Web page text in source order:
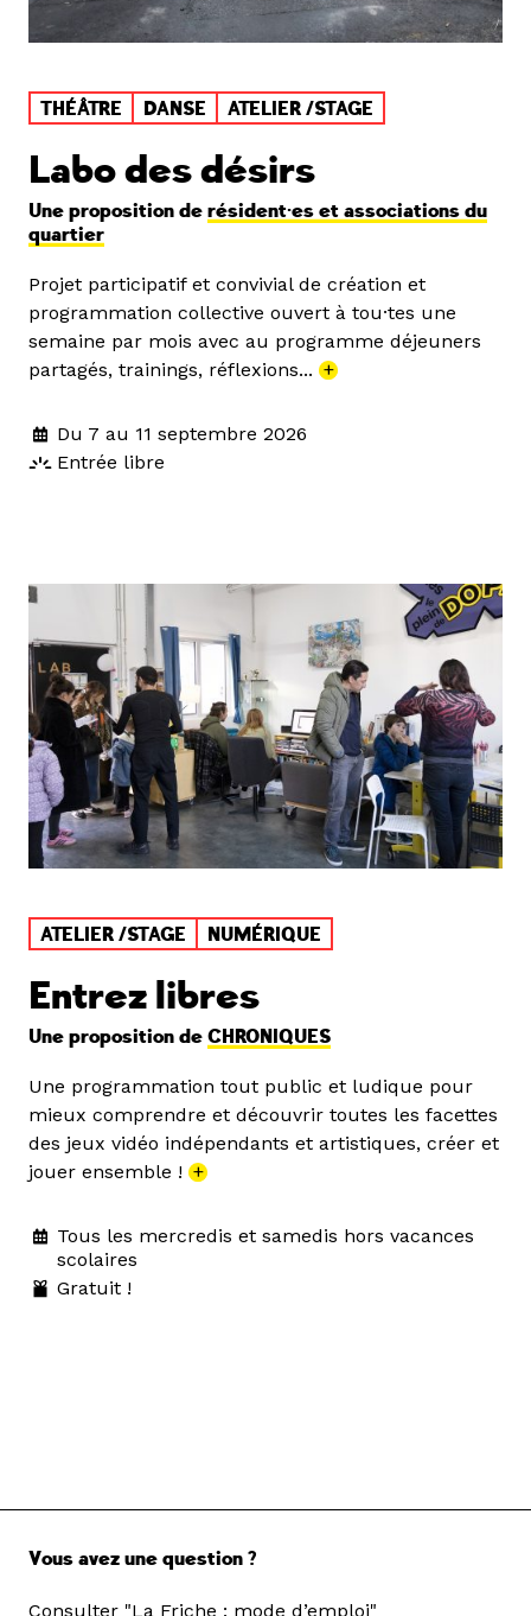
THÉÂTRE DANSE ATELIER /STAGE
Labo des désirs
Une proposition de résident·es et associations du
quartier
Projet participatif et convivial de création et
programmation collective ouvert à tou·tes une
semaine par mois avec au programme déjeuners
partagés, trainings, réflexions... +
Du 7 au 11 septembre 2026
Entrée libre
ATELIER /STAGE NUMÉRIQUE
Entrez libres
Une proposition de CHRONIQUES
Une programmation tout public et ludique pour
mieux comprendre et découvrir toutes les facettes
des jeux vidéo indépendants et artistiques, créer et
jouer ensemble ! +
Tous les mercredis et samedis hors vacances
scolaires
Gratuit !
Vous avez une question ?
Consulter "La Friche : mode d’emploi"